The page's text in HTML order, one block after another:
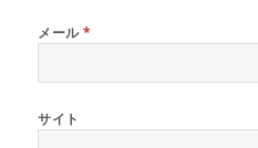
メール*
サイト